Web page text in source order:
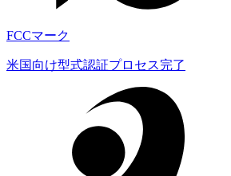
FCCマーク
米国向け型式認証プロセス完了